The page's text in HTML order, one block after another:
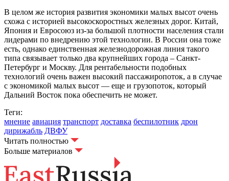
В целом же история развития экономики малых высот очень
схожа с историей высокоскоростных железных дорог. Китай,
Япония и Евросоюз из-за большой плотности населения стали
лидерами по внедрению этой технологии. В России она тоже
есть, однако единственная железнодорожная линия такого
типа связывает только два крупнейших города – Санкт-
Петербург и Москву. Для рентабельности подобных
технологий очень важен высокий пассажиропоток, а в случае
с экономикой малых высот — еще и грузопоток, который
Дальний Восток пока обеспечить не может.
Теги:
мнение авиация транспорт доставка беспилотник дрон
дирижабль ДВФУ
Читать полностью
Больше материалов